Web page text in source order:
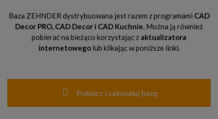
Baza ZEHNDER dystrybuowana jest razem z programami CAD
Decor PRO, CAD Decor i CAD Kuchnie. Można ją również
pobierać na bieżąco korzystając z aktualizatora
internetowegolub klikając w poniższe linki.
Pobierz i zainstaluj bazę